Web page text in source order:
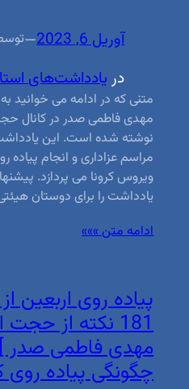
آوریل 6, 2023 —
در یادداشت‌های
متنی که در ادامه می خوانید
مهدی فاطمی صدر در کانال
نوشته شده است. این
مراسم عزاداری و انجام پیاده
ویروس کرونا می پردازد.
یادداشت را برای دوستان
ادامه متن »»»
پیاده روی اربعین
181 نکته از
مهدی فاطمی
چگونگی پیاده روی